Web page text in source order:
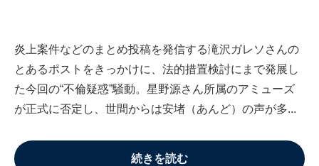
炎上案件などのまとめ投稿を発信する滝沢ガレソさんの
とあるポストをきっかけに、法的措置検討にまで発展し
た今回の“不倫疑惑”騒動。星野源さん所属のアミューズ
が正式に否定し、世間からは安堵（あんど）の声が多...
続きを読む